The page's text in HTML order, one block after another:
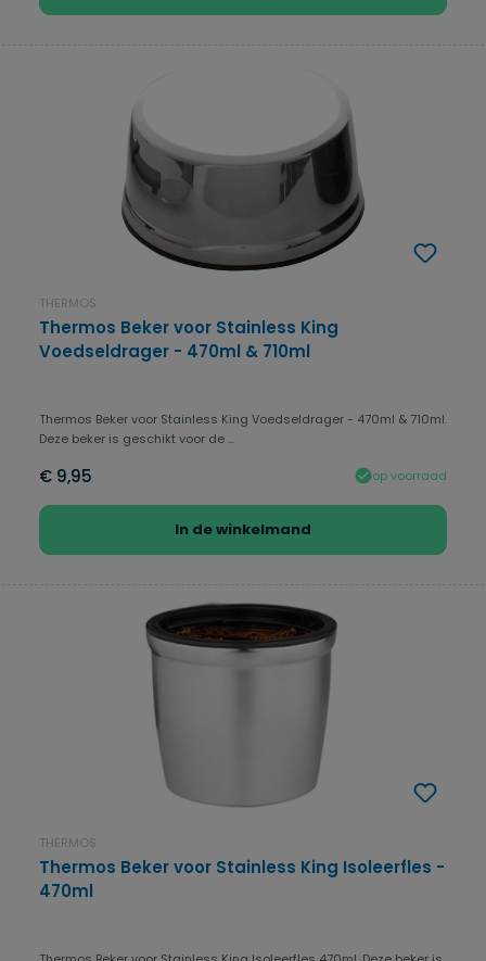
THERMOS
Thermos Beker voor Stainless King
Voedseldrager - 470ml & 710ml
Thermos Beker voor Stainless King Voedseldrager - 470ml & 710ml.
Deze beker is geschikt voor de ...
€ 9,95 op voorraad
In de winkelmand
THERMOS
Thermos Beker voor Stainless King Isoleerfles -
470ml